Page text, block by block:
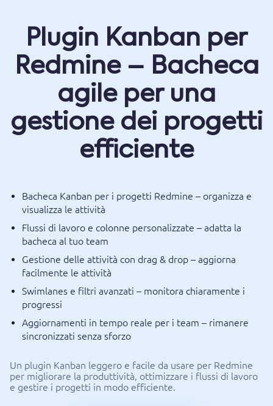
Plugin Kanban per
Redmine – Bacheca
agile per una
gestione dei progetti
efficiente
Bacheca Kanban per i progetti Redmine – organizza e
visualizza le attività
Flussi di lavoro e colonne personalizzate – adatta la
bacheca al tuo team
Gestione delle attività con drag & drop – aggiorna
facilmente le attività
Swimlanes e filtri avanzati – monitora chiaramente i
progressi
Aggiornamenti in tempo reale per i team – rimanere
sincronizzati senza sforzo
Un plugin Kanban leggero e facile da usare per Redmine
per migliorare la produttività, ottimizzare i flussi di lavoro
e gestire i progetti in modo efficiente.